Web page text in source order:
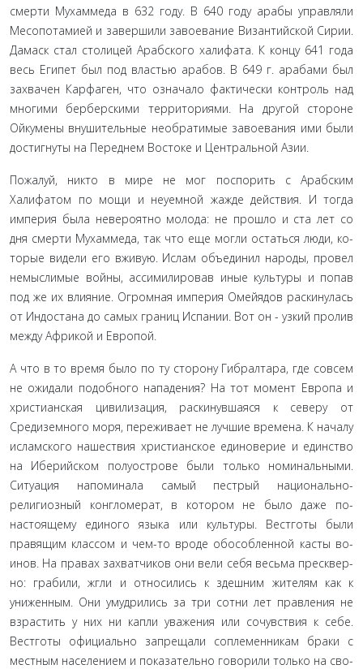
смерти Мухаммеда в 632 году. В 640 году арабы управляли
Месопотамией и завершили завоевание Византийской Си­рии.
Дамаск стал столицей Арабского халифата. К концу 641 года
весь Египет был под властью арабов. В 649 г. арабами был
захвачен Карфаген, что означало фактически контроль над
многими берберскими территориями. На другой сторо­не
Ойкумены внушительные необратимые завоевания ими были
достигнуты на Переднем Востоке и Центральной Азии.
Пожалуй, никто в мире не мог поспорить с Арабским
Халифатом по мощи и неуемной жажде действия. И тогда
империя была невероятно молода: не прошло и ста лет со
дня смерти Мухаммеда, так что еще могли остаться люди, ко­
торые видели его вживую. Ислам объединил народы, провел
немыслимые войны, ассимилировав иные культуры и попав
под же их влияние. Огромная империя Омейядов раскину­лась
от Индостана до самых границ Испании. Вот он - узкий пролив
между Африкой и Европой.
А что в то время было по ту сторону Гибралтара, где со­всем
не ожидали подобного нападения? На тот момент Ев­ропа и
христианская цивилизация, раскинувшаяся к северу от
Средиземного моря, переживает не лучшие времена. К началу
исламского нашествия христианское единоверие и единство
на Иберийском полуострове были только номи­нальными.
Ситуация напоминала самый пестрый нацио­нально-
религиозный конгломерат, в котором не было даже по-
настоящему единого языка или культуры. Вестготы были
правящим классом и чем-то вроде обособленной касты во­
инов. На правах захватчиков они вели себя весьма пресквер­
но: грабили, жгли и относились к здешним жителям как к
униженным. Они умудрились за три сотни лет правления не
взрастить у них ни капли уважения или сочувствия к себе.
Вестготы официально запрещали соплеменникам браки с
местным населением и показательно говорили только на сво­